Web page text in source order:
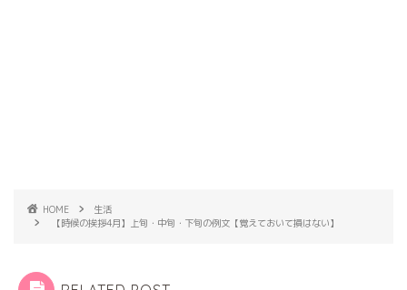
HOME
生活
【時候の挨拶4月】上旬・中旬・下旬の例文【覚えておいて損はない】